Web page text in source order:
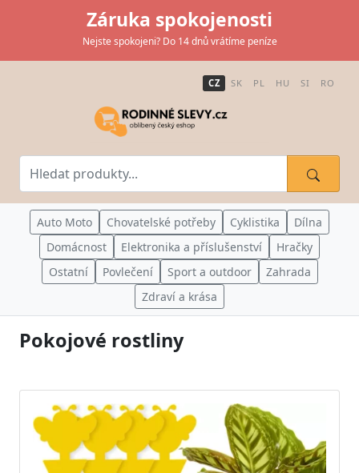
Záruka spokojenosti
Nejste spokojeni? Do 14 dnů vrátíme peníze
CZ SK PL HU SI RO
Auto Moto Chovatelské potřeby Cyklistika
Dílna
Domácnost
Elektronika a příslušenství
Hračky
Ostatní
Povlečení Sport a outdoor
Zahrada
Zdraví a krása
Pokojové rostliny